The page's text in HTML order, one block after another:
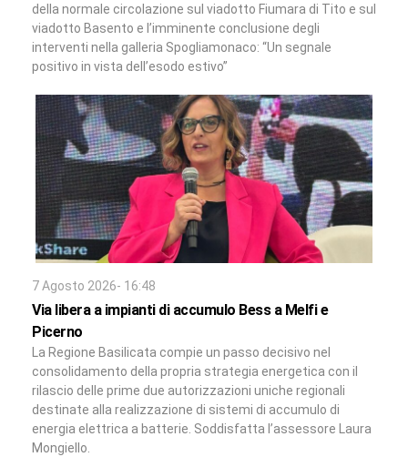
della normale circolazione sul viadotto Fiumara di Tito e sul
viadotto Basento e l’imminente conclusione degli
interventi nella galleria Spogliamonaco: “Un segnale
positivo in vista dell’esodo estivo”
7 Agosto 2026- 16:48
Via libera a impianti di accumulo Bess a Melfi e
Picerno
La Regione Basilicata compie un passo decisivo nel
consolidamento della propria strategia energetica con il
rilascio delle prime due autorizzazioni uniche regionali
destinate alla realizzazione di sistemi di accumulo di
energia elettrica a batterie. Soddisfatta l’assessore Laura
Mongiello.